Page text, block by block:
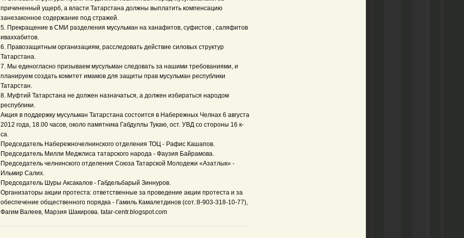
причиненный ущерб, а власти Татарстана должны выплатить компенсацию
занезаконное содержание под стражей.
5. Прекращение в СМИ разделения мусульман на ханафитов, суфистов , саляфитов
иваххабитов.
6. Правозащитным организациям, расследовать действие силовых структур
Татарстана.
7. Мы единогласно призываем мусульман следовать за нашими требованиями, и
планируем создать комитет имамов для защиты прав мусульман республики
Татарстан.
8. Муфтий Татарстана не должен назначаться, а должен избираться народом
республики.
Акция в поддержку мусульман Татарстана состоится в Набережных Челнах 6 августа
2012 года, 18.00 часов, около памятника Габдуллы Тукаю, ост. УВД со стороны 16 к-
са.
Председатель Набережночелнинского отделения ТОЦ - Рафис Кашапов.
Председатель Милли Меджлиса татарского народа - Фаузия Байрамова.
Председатель челнинского отделения Союза Татарской Молодежи «Азатлык» -
Ильмир Салих.
Председатель Шуры Аксакалов - Габдельбарый Зиннуров.
Организаторы акции протеста: ответственные за проведение акции протеста и за
обеспечение общественного порядка - Гамиль Камалетдинов (сот.:8-903-318-10-77),
Фагим Валеев, Марзия Шакирова. tatar-centr.blogspot.com